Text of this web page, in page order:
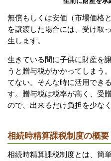
無償もしくは安価（市場価格
を譲渡した場合には、受け取
生します。
生きている間に子供に財産を
うと贈与税がかかってしまう
てない。そんな時に活用でき
す。贈与税は税率が高く、受
ので、出来るだけ負担を少な
相続時精算課税制度の概要
相続時精算課税制度とは、簡